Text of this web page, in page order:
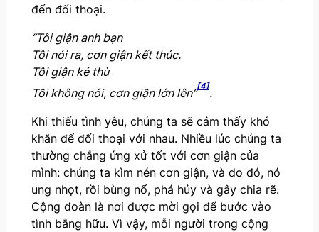
đến đối thoại.
“Tôi giận anh bạn
Tôi nói ra, cơn giận kết thúc.
Tôi giận kẻ thù
Tôi không nói, cơn giận lớn lên”[4].
Khi thiếu tình yêu, chúng ta sẽ cảm thấy khó
khăn để đối thoại với nhau. Nhiều lúc chúng ta
thường chẳng ứng xử tốt với cơn giận của
mình: chúng ta kìm nén cơn giận, và do đó, nó
ung nhọt, rồi bùng nổ, phá hủy và gây chia rẽ.
Cộng đoàn là nơi được mời gọi để bước vào
tình bằng hữu. Vì vậy, mỗi người trong cộng